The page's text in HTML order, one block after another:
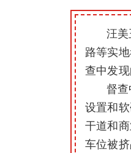
汪
路等实
查中发
督
设置和
干道和
车位被